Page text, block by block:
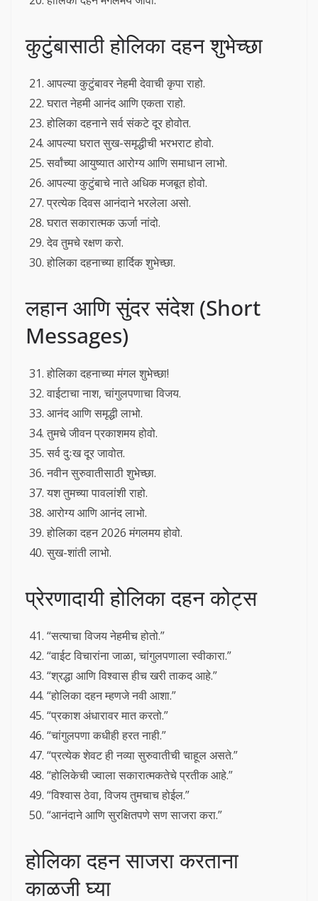
कुटुंबासाठी होलिका दहन शुभेच्छा
आपल्या कुटुंबावर नेहमी देवाची कृपा राहो.
घरात नेहमी आनंद आणि एकता राहो.
होलिका दहनाने सर्व संकटे दूर होवोत.
आपल्या घरात सुख-समृद्धीची भरभराट होवो.
सर्वांच्या आयुष्यात आरोग्य आणि समाधान लाभो.
आपल्या कुटुंबाचे नाते अधिक मजबूत होवो.
प्रत्येक दिवस आनंदाने भरलेला असो.
घरात सकारात्मक ऊर्जा नांदो.
देव तुमचे रक्षण करो.
होलिका दहनाच्या हार्दिक शुभेच्छा.
लहान आणि सुंदर संदेश (Short
Messages)
होलिका दहनाच्या मंगल शुभेच्छा!
वाईटाचा नाश, चांगुलपणाचा विजय.
आनंद आणि समृद्धी लाभो.
तुमचे जीवन प्रकाशमय होवो.
सर्व दुःख दूर जावोत.
नवीन सुरुवातीसाठी शुभेच्छा.
यश तुमच्या पावलांशी राहो.
आरोग्य आणि आनंद लाभो.
होलिका दहन 2026 मंगलमय होवो.
सुख-शांती लाभो.
प्रेरणादायी होलिका दहन कोट्स
“सत्याचा विजय नेहमीच होतो.”
“वाईट विचारांना जाळा, चांगुलपणाला स्वीकारा.”
“श्रद्धा आणि विश्वास हीच खरी ताकद आहे.”
“होलिका दहन म्हणजे नवी आशा.”
“प्रकाश अंधारावर मात करतो.”
“चांगुलपणा कधीही हरत नाही.”
“प्रत्येक शेवट ही नव्या सुरुवातीची चाहूल असते.”
“होलिकेची ज्वाला सकारात्मकतेचे प्रतीक आहे.”
“विश्वास ठेवा, विजय तुमचाच होईल.”
“आनंदाने आणि सुरक्षितपणे सण साजरा करा.”
होलिका दहन साजरा करताना
काळजी घ्या